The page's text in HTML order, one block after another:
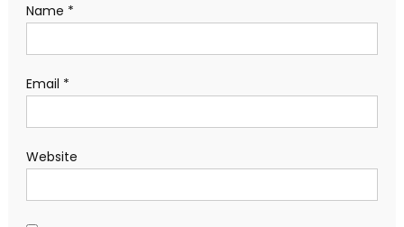
Name *
Email *
Website